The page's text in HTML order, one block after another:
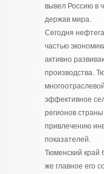
вывел Россию в
держав мира.
Сегодня
частью
активно
производства.
эффективное
регионов
привлечению
показателей.
Тюменский край
же главное его